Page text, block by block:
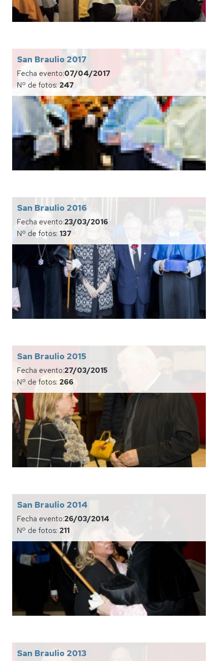
San Braulio 2017
Fecha evento:07/04/2017
Nº de fotos: 247
San Braulio 2016
Fecha evento:23/03/2016
Nº de fotos: 137
San Braulio 2015
Fecha evento:27/03/2015
Nº de fotos: 266
San Braulio 2014
Fecha evento:26/03/2014
Nº de fotos: 211
San Braulio 2013